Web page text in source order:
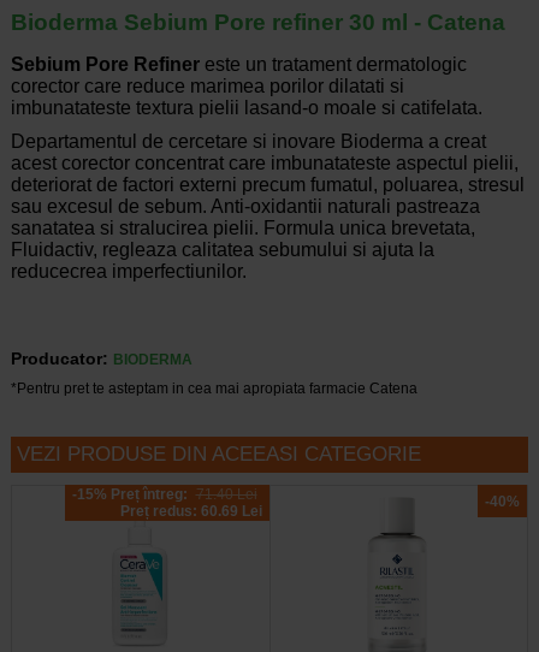
Bioderma Sebium Pore refiner 30 ml - Catena
Sebium Pore Refinereste un tratament dermatologic
corector care reduce marimea porilor dilatati si
imbunatateste textura pielii lasand-o moale si catifelata.
Departamentul de cercetare si inovare Bioderma a creat
acest corector concentrat care imbunatateste aspectul pielii,
deteriorat de factori externi precum fumatul, poluarea, stresul
sau excesul de sebum. Anti-oxidantii naturali pastreaza
sanatatea si stralucirea pielii. Formula unica brevetata,
Fluidactiv, regleaza calitatea sebumului si ajuta la
reducecrea imperfectiunilor.
Producator:
BIODERMA
*Pentru pret te asteptam in cea mai apropiata farmacie Catena
VEZI PRODUSE DIN ACEEASI CATEGORIE
-15% Preț întreg: 71.40 Lei
Preț redus: 60.69 Lei
-40%